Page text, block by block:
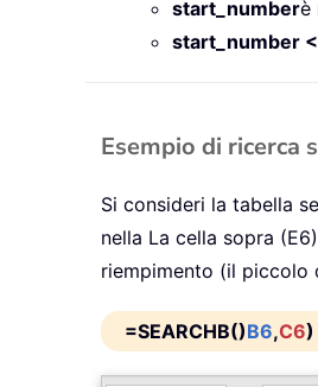
start_numberè
start_number <
Esempio di ricerca
Si consideri la tabella
nella La cella sopra
riempimento (il piccolo
=SEARCHB()B6,C6)